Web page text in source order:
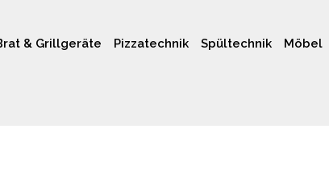
& Grillgeräte Pizzatechnik Spültechnik Möbel